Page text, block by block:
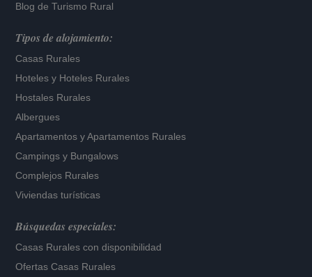
Blog de Turismo Rural
Tipos de alojamiento:
Casas Rurales
Hoteles y Hoteles Rurales
Hostales Rurales
Albergues
Apartamentos yApartamentos Rurales
Campings y Bungalows
Complejos Rurales
Viviendas turísticas
Búsquedas especiales:
Casas Rurales con disponibilidad
Ofertas Casas Rurales